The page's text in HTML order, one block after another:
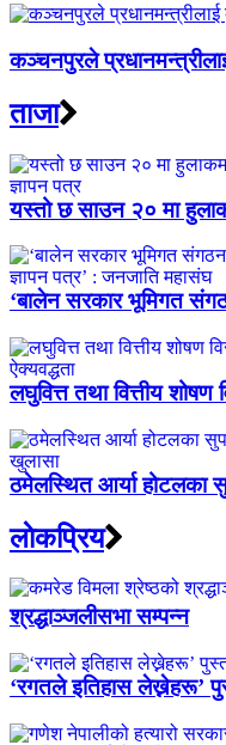
कञ्चनपुरले
ताजा
यस्तो छ साउन २० मा
‘बालेन सरकार भूमिगत
लघुवित्त तथा वित्तीय
ठमेलस्थित आर्या होटलका
लाेकप्रिय
श्रद्धाञ्जलीसभा सम्पन्न
‘रगतले इतिहास लेख्नेहरू’